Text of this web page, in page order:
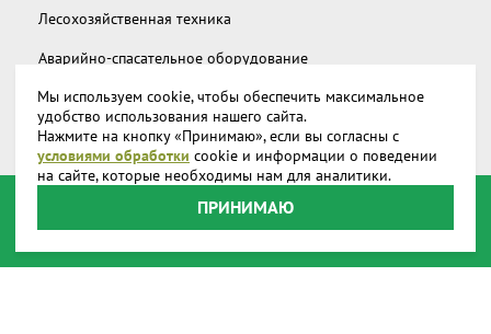
Лесохозяйственная техника
Аварийно-спасательное оборудование
Дополнительное снаряжение
Запчасти и аксессуары
О компании
Доставка
Реквизиты
Мы используем cookie, чтобы обеспечить максимальное
удобство использования нашего сайта.
Нажмите на кнопку «Принимаю», если вы согласны с
условиями обработки cookie и информации о поведении
на сайте, которые необходимы нам для аналитики.
ПРИНИМАЮ